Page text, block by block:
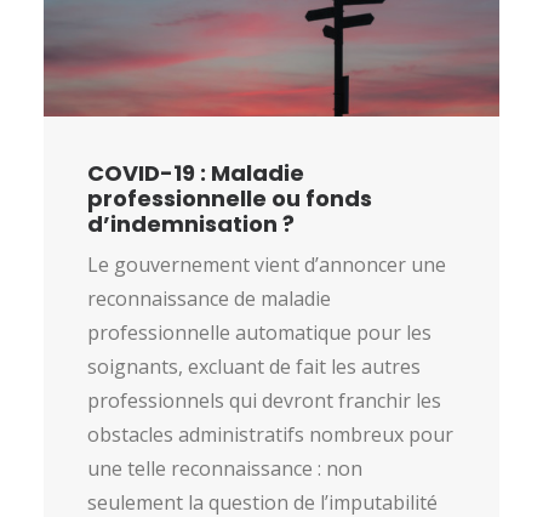
COVID-19 : Maladie
professionnelle ou fonds
d’indemnisation ?
Le gouvernement vient d’annoncer une
reconnaissance de maladie
professionnelle automatique pour les
soignants, excluant de fait les autres
professionnels qui devront franchir les
obstacles administratifs nombreux pour
une telle reconnaissance : non
seulement la question de l’imputabilité